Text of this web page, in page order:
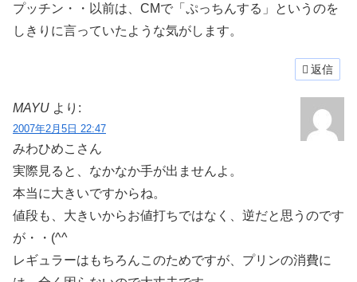
プッチン・・以前は、CMで「ぷっちんする」というのを
しきりに言っていたような気がします。
返信
MAYU より:
2007年2月5日 22:47
みわひめこさん
実際見ると、なかなか手が出ませんよ。
本当に大きいですからね。
値段も、大きいからお値打ちではなく、逆だと思うのです
が・・(^^ゞ
レギュラーはもちろんこのためですが、プリンの消費に